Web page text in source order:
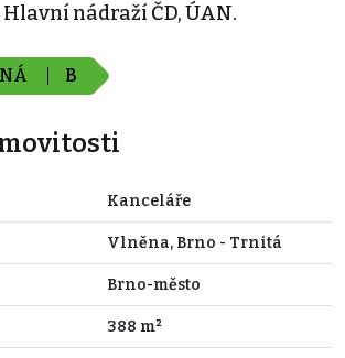
nádraží ČD, ÚAN.
B
Kanceláře
Vlněna, Brno - Trnitá
Brno-město
388 m²